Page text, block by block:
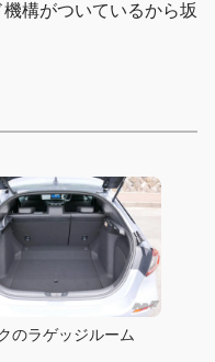
構がついているから坂
のラゲッジルーム